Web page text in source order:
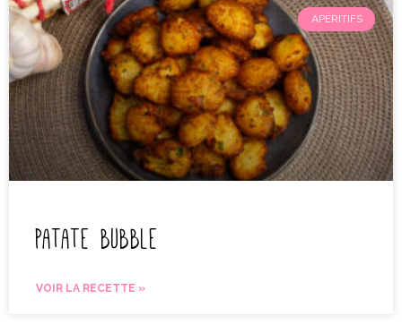
APÉRITIFS
Patate bubble
VOIR LA RECETTE »